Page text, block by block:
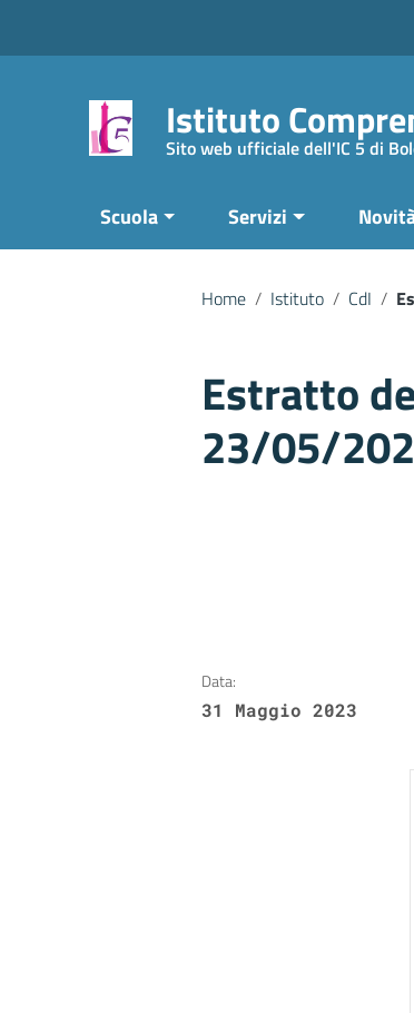
Istituto
Sito web ufficiale dell'IC 5 di
Scuola Servizi
Home / Istituto / CdI /
Estratto
23/05/
Data:
31 Maggio 2023